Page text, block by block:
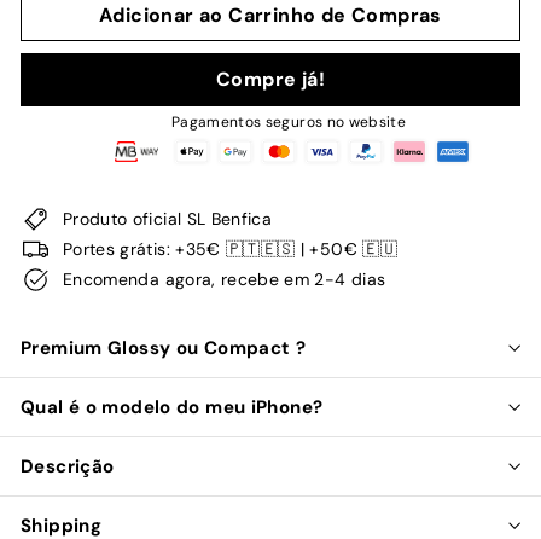
Adicionar ao Carrinho de Compras
Compre já!
Pagamentos seguros no website
Produto oficial SL Benfica
Portes grátis: +35€ 🇵🇹🇪🇸 | +50€ 🇪🇺
Encomenda agora, recebe em 2-4 dias
Premium Glossy ou Compact ?
Qual é o modelo do meu iPhone?
Descrição
Shipping